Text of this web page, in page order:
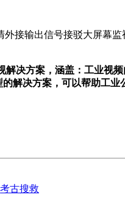
接输出信号接驳大屏幕监
决方案，涵盖：工业视
解决方案，可以帮助工
考古搜救